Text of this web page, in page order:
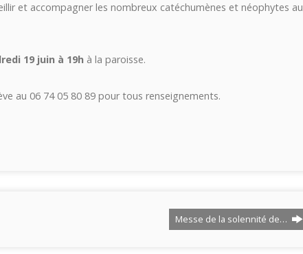
et accompagner les nombreux catéchumènes et néophytes au
19 juin à 19h à la paroisse.
au 06 74 05 80 89 pour tous renseignements.
Messe de la solennité de…